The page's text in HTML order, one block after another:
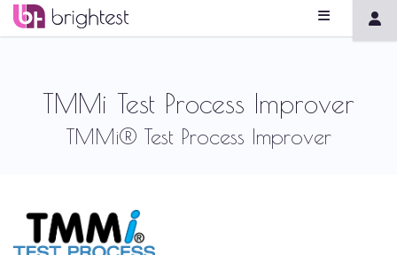
TMMi Test Process Improver
TMMi® Test Process Improver